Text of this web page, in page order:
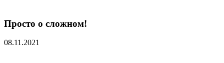
Просто о сложном!
08.11.2021